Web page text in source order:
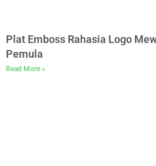
Plat Emboss Rahasia Logo
Pemula
Read More »